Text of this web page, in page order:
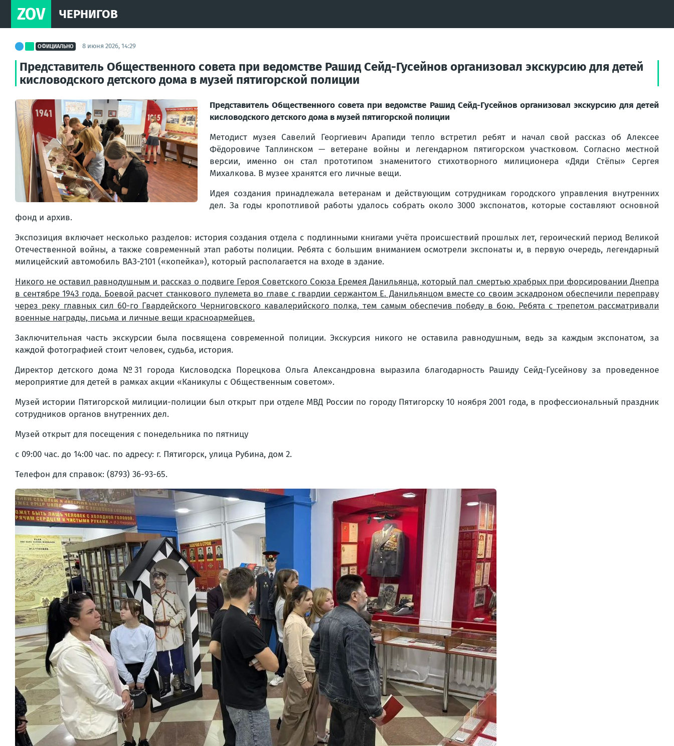
ZOV ЧЕРНИГОВ
ОФИЦИАЛЬНО 8 июня 2026, 14:29
Представитель Общественного совета при ведомстве Рашид Сейд-Гусейнов организовал экскурсию для детей
кисловодского детского дома в музей пятигорской полиции
Представитель Общественного совета при ведомстве Рашид Сейд-Гусейнов организовал экскурсию для детей
кисловодского детского дома в музей пятигорской полиции
Методист музея Савелий Георгиевич Арапиди тепло встретил ребят и начал свой рассказ об Алексее
Фёдоровиче Таплинском — ветеране войны и легендарном пятигорском участковом. Согласно местной
версии, именно он стал прототипом знаменитого стихотворного милиционера «Дяди Стёпы» Сергея
Михалкова. В музее хранятся его личные вещи.
Идея создания принадлежала ветеранам и действующим сотрудникам городского управления внутренних
дел. За годы кропотливой работы удалось собрать около 3000 экспонатов, которые составляют основной
фонд и архив.
Экспозиция включает несколько разделов: история создания отдела с подлинными книгами учёта происшествий прошлых лет, героический период Великой
Отечественной войны, а также современный этап работы полиции. Ребята с большим вниманием осмотрели экспонаты и, в первую очередь, легендарный
милицейский автомобиль ВАЗ-2101 («копейка»), который располагается на входе в здание.
Никого не оставил равнодушным и рассказ о подвиге Героя Советского Союза Еремея Данильянца, который пал смертью храбрых при форсировании Днепра
в сентябре 1943 года. Боевой расчет станкового пулемета во главе с гвардии сержантом Е. Данильянцом вместе со своим эскадроном обеспечили переправу
через реку главных сил 60-го Гвардейского Черниговского кавалерийского полка, тем самым обеспечив победу в бою. Ребята с трепетом рассматривали
военные награды, письма и личные вещи красноармейцев.
Заключительная часть экскурсии была посвящена современной полиции. Экскурсия никого не оставила равнодушным, ведь за каждым экспонатом, за
каждой фотографией стоит человек, судьба, история.
Директор детского дома №31 города Кисловодска Порецкова Ольга Александровна выразила благодарность Рашиду Сейд-Гусейнову за проведенное
мероприятие для детей в рамках акции «Каникулы с Общественным советом».
Музей истории Пятигорской милиции-полиции был открыт при отделе МВД России по городу Пятигорску 10 ноября 2001 года, в профессиональный праздник
сотрудников органов внутренних дел.
Музей открыт для посещения с понедельника по пятницу
с 09:00 час. до 14:00 час. по адресу: г. Пятигорск, улица Рубина, дом 2.
Телефон для справок: (8793) 36-93-65.